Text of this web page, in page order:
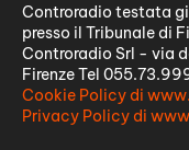
Controradio testata
presso il Tribunale di
Controradio Srl - via
Firenze Tel
Cookie Policy di
Privacy Policy di